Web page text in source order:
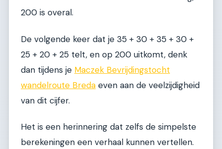
200 is overal.
De volgende keer dat je 35 + 30 + 35 + 30 +
25 + 20 + 25 telt, en op 200 uitkomt, denk
dan tijdens je Maczek Bevrijdingstocht
wandelroute Breda even aan de veelzijdigheid
van dit cijfer.
Het is een herinnering dat zelfs de simpelste
berekeningen een verhaal kunnen vertellen.